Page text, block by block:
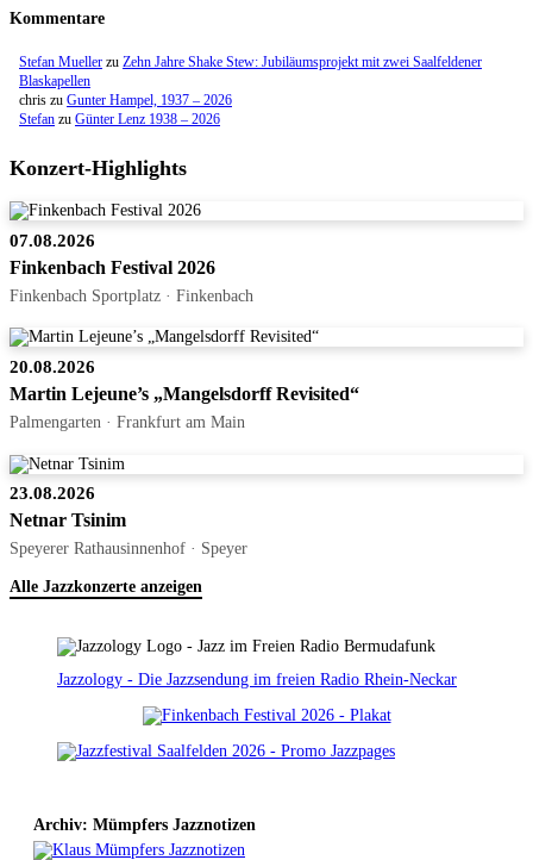
Kommentare
Stefan Mueller zu Zehn Jahre Shake Stew: Jubiläumsprojekt mit zwei Saalfeldener
Blaskapellen
chris zu Gunter Hampel, 1937 – 2026
Stefan zu Günter Lenz 1938 – 2026
Konzert-Highlights
07.08.2026
Finkenbach Festival 2026
Finkenbach Sportplatz · Finkenbach
20.08.2026
Martin Lejeune’s „Mangelsdorff Revisited“
Palmengarten · Frankfurt am Main
23.08.2026
Netnar Tsinim
Speyerer Rathausinnenhof · Speyer
Alle Jazzkonzerte anzeigen
Jazzology - Die Jazzsendung im freien Radio Rhein-Neckar
Archiv: Mümpfers Jazznotizen